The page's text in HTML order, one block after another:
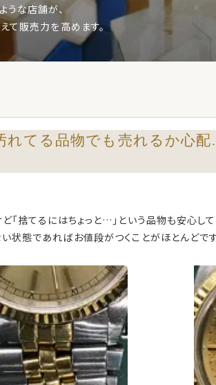
うな店舗が、
て販売力を高めます。
れてる品物でも売れるか心
「捨てるにはちょっと…」という品物も安心して
状態であればお値段がつくことがほとんどです